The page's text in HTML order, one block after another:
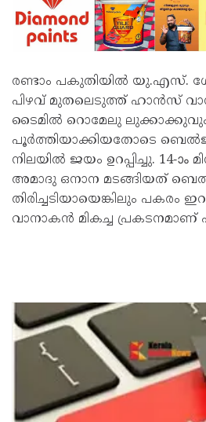
രണ്ടാം പകുതിയിൽ യു.എസ്.
പിഴവ് മുതലെടുത്ത് ഹാൻസ്
ടൈമിൽ റൊമേലു ലുക്കാക്കുവും
പൂർത്തിയാക്കിയതോടെ
നിലയിൽ ജയം ഉറപ്പിച്ചു. 14-ാം
അമാദു ഒനാന മടങ്ങിയത്
തിരിച്ചടിയായെങ്കിലും പകരം
വാനാകൻ മികച്ച